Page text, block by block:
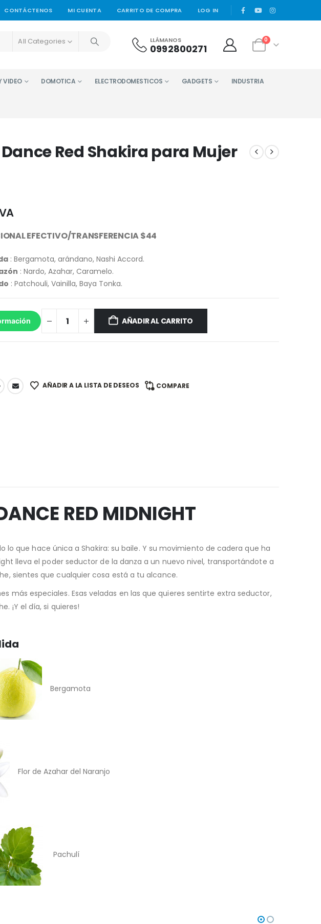
CONTÁCTENOS MI CUENTA CARRITO DE COMPRA LOG IN |
All Categories LLÁMANOS
0992800271
0
VIDEO DOMOTICA ELECTRODOMESTICOS GADGETS INDUSTRIA
Red Shakira para Mujer
EFECTIVO/TRANSFERENCIA $44
: Bergamota, arándano, Nashi Accord.
: Nardo, Azahar, Caramelo.
: Patchouli, Vainilla, Baya Tonka.
AÑADIR AL CARRITO
AÑADIR A LA LISTA DE DESEOS COMPARE
RED MIDNIGHT
lo que hace única a Shakira: su baile. Y su movimiento de cadera que ha
lleva el poder seductor de la danza a un nuevo nivel, transportándote a
sientes que cualquier cosa está a tu alcance.
más especiales. Esas veladas en las que quieres sentirte extra seductor,
¡Y el día, si quieres!
Bergamota
Flor de Azahar del Naranjo
Pachulí